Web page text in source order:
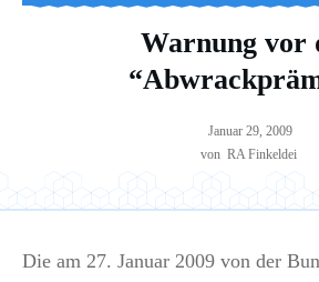
Warnung vor
Januar 29, 2009
von RA Finkeldei
Die am 27. Januar 2009 von der